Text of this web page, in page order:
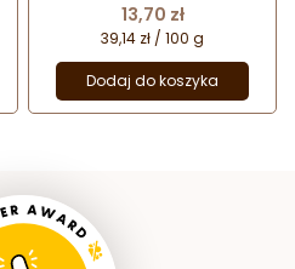
Cena
13,70 zł
39,14 zł / 100 g
Dodaj do koszyka